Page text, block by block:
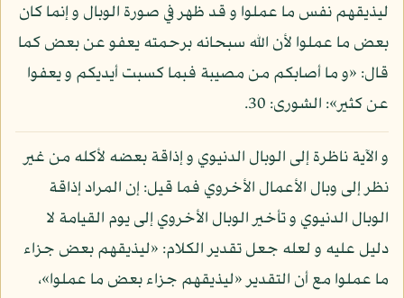
ليذيقهم نفس ما عملوا و قد ظهر في صورة الوبال و إنما كان
بعض ما عملوا لأن الله سبحانه برحمته يعفو عن بعض كما
قال: «و ما أصابكم من مصيبة فبما كسبت أيديكم و يعفوا
عن كثير»: الشورى: 30.
و الآية ناظرة إلى الوبال الدنيوي و إذاقة بعضه لأكله من غير
نظر إلى وبال الأعمال الأخروي فما قيل: إن المراد إذاقة
الوبال الدنيوي و تأخير الوبال الأخروي إلى يوم القيامة لا
دليل عليه و لعله جعل تقدير الكلام: «ليذيقهم بعض جزاء
ما عملوا مع أن التقدير «ليذيقهم جزاء بعض ما عملوا»،